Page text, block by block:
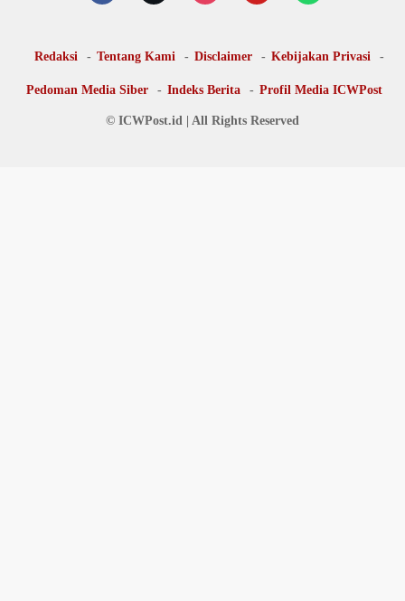
Redaksi Tentang Kami Disclaimer Kebijakan Privasi
Pedoman Media Siber Indeks Berita Profil Media ICWPost
© ICWPost.id | All Rights Reserved